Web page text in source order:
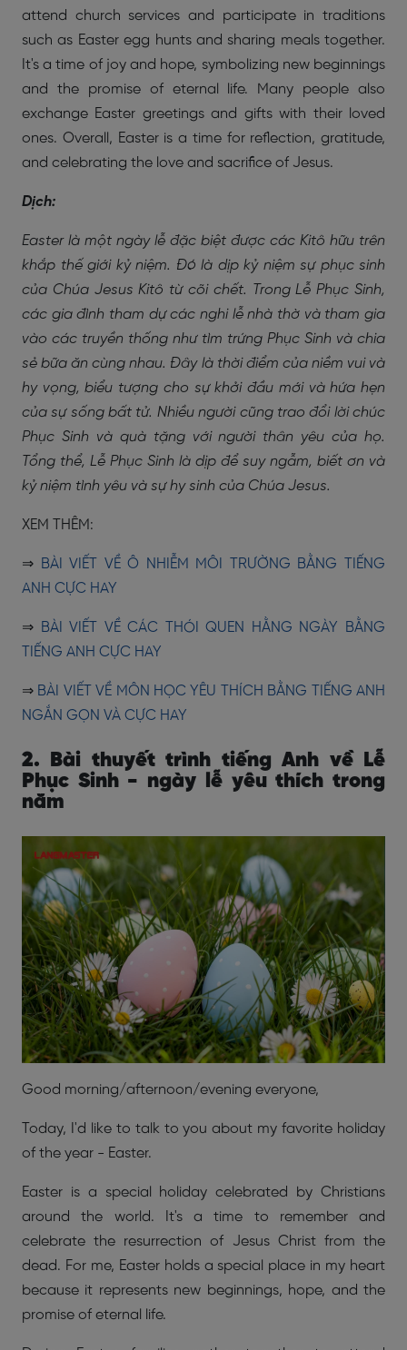
attend church services and participate in traditions
such as Easter egg hunts and sharing meals together.
It's a time of joy and hope, symbolizing new beginnings
and the promise of eternal life. Many people also
exchange Easter greetings and gifts with their loved
ones. Overall, Easter is a time for reflection, gratitude,
and celebrating the love and sacrifice of Jesus.
Dịch:
Easter là một ngày lễ đặc biệt được các Kitô hữu trên
khắp thế giới kỷ niệm. Đó là dịp kỷ niệm sự phục sinh
của Chúa Jesus Kitô từ cõi chết. Trong Lễ Phục Sinh,
các gia đình tham dự các nghi lễ nhà thờ và tham gia
vào các truyền thống như tìm trứng Phục Sinh và chia
sẻ bữa ăn cùng nhau. Đây là thời điểm của niềm vui và
hy vọng, biểu tượng cho sự khởi đầu mới và hứa hẹn
của sự sống bất tử. Nhiều người cũng trao đổi lời chúc
Phục Sinh và quà tặng với người thân yêu của họ.
Tổng thể, Lễ Phục Sinh là dịp để suy ngẫm, biết ơn và
kỷ niệm tình yêu và sự hy sinh của Chúa Jesus.
XEM THÊM:
⇒ BÀI VIẾT VỀ Ô NHIỄM MÔI TRƯỜNG BẰNG TIẾNG
ANH CỰC HAY
⇒ BÀI VIẾT VỀ CÁC THÓI QUEN HẰNG NGÀY BẰNG
TIẾNG ANH CỰC HAY
⇒ ​​ BÀI VIẾT VỀ MÔN HỌC YÊU THÍCH BẰNG TIẾNG ANH
NGẮN GỌN VÀ CỰC HAY
2. Bài thuyết trình tiếng Anh về Lễ
Phục Sinh - ngày lễ yêu thích trong
năm
Good morning/afternoon/evening everyone,
Today, I'd like to talk to you about my favorite holiday
of the year - Easter.
Easter is a special holiday celebrated by Christians
around the world. It's a time to remember and
celebrate the resurrection of Jesus Christ from the
dead. For me, Easter holds a special place in my heart
because it represents new beginnings, hope, and the
promise of eternal life.